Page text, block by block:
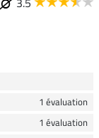
1 évaluation
1 évaluation